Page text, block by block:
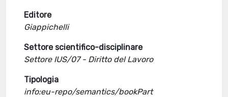
Editore
Giappichelli
Settore scientifico-disciplinare
Settore IUS/07 - Diritto del Lavoro
Tipologia
info:eu-repo/semantics/bookPart